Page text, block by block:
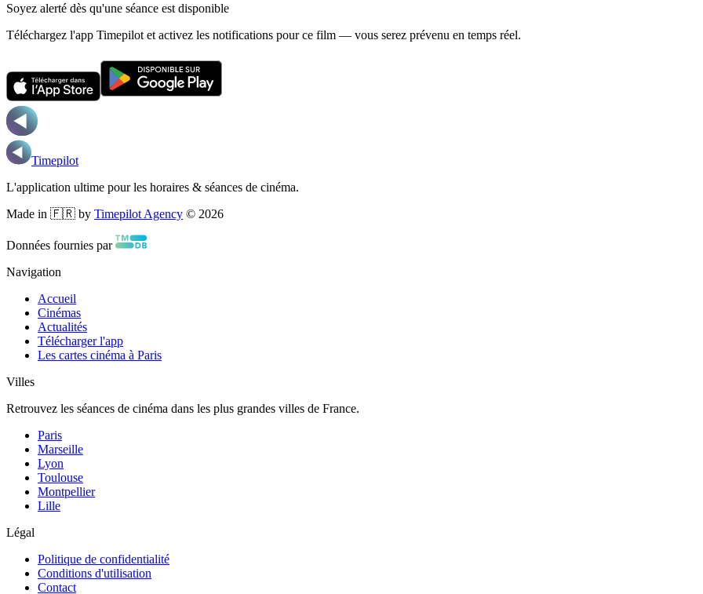
Soyez alerté dès qu'une séance est disponible
Téléchargez l'app Timepilot et activez les notifications pour ce film — vous serez prévenu en temps réel.
Timepilot
L'application ultime pour les horaires & séances de cinéma.
Made in 🇫🇷 by Timepilot Agency © 2026
Données fournies par
Navigation
Accueil
Cinémas
Actualités
Télécharger l'app
Les cartes cinéma à Paris
Villes
Retrouvez les séances de cinéma dans les plus grandes villes de France.
Paris
Marseille
Lyon
Toulouse
Montpellier
Lille
Légal
Politique de confidentialité
Conditions d'utilisation
Contact